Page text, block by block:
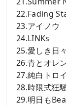
22.Fading
23.アイノウ
24.LINKs
25.愛しき日々
26.青とオレ
27.純白トロ
28.時限式狂
29.明日も